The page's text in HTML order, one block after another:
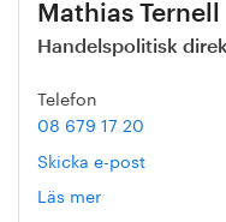
Mathias Ternell
Handelspolitisk
Telefon
08 679 17 20
Skicka e-post
Läs mer